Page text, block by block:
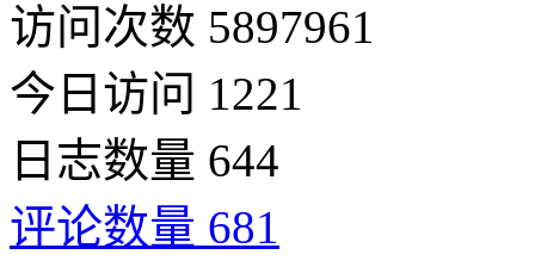
访问次数 5897961
今日访问 1221
日志数量 644
评论数量 681